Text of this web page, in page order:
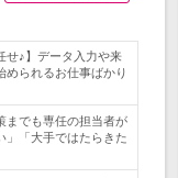
せ♪】データ入力や来
められるお仕事ばかり
までも専任の担当者が
「大手ではたらきた